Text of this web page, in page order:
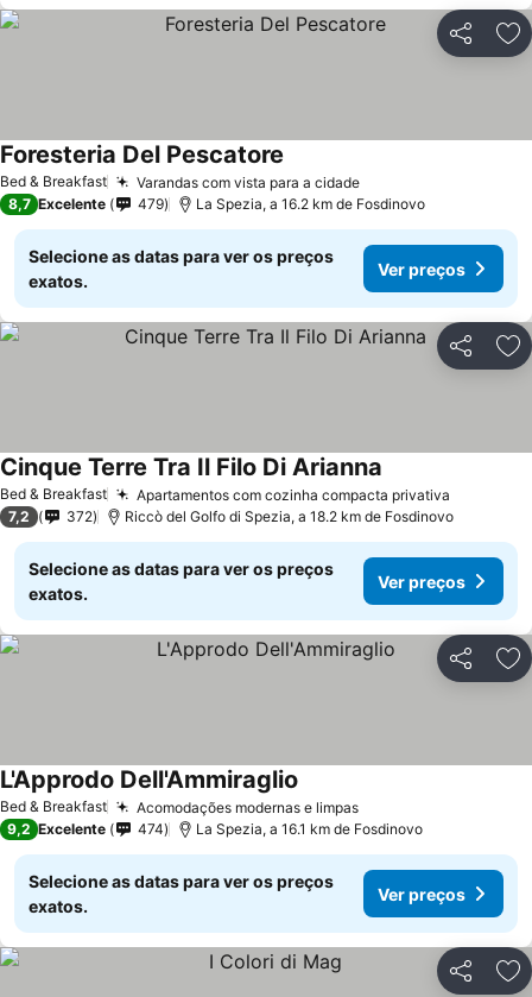
Partilhar
Bed & Breakfast Varandas com vista para a cidade
Foresteria Del Pescatore
8,7 Excelente 479 La Spezia, a 16.2 km de Fosdinovo
Selecione as datas para ver os preços
exatos.
Ver preços
Partilhar
Bed & Breakfast Apartamentos com cozinha compacta privativa
Cinque Terre Tra Il Filo Di Arianna
7,2 372 Riccò del Golfo di Spezia, a 18.2 km de Fosdinovo
Selecione as datas para ver os preços
exatos.
Ver preços
Partilhar
Bed & Breakfast Acomodações modernas e limpas
L'Approdo Dell'Ammiraglio
9,2 Excelente 474 La Spezia, a 16.1 km de Fosdinovo
Selecione as datas para ver os preços
exatos.
Ver preços
Partilhar